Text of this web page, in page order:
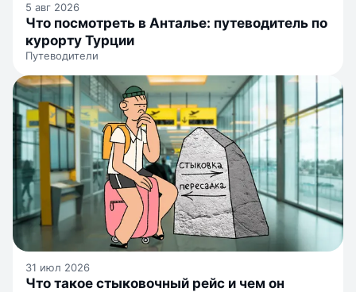
5 авг 2026
Что посмотреть в Анталье: путеводитель по
курорту Турции
Путеводители
31 июл 2026
Что такое стыковочный рейс и чем он